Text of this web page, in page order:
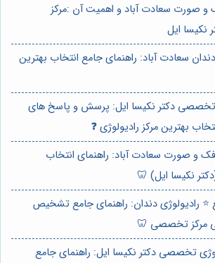
و صورت سعادت آباد و اهمیت آن :مرکز
ایل
سعادت آباد: راهنمای جامع انتخاب بهترین
تخصصی دکتر نکیسا ایل: پرسش و پاسخ های
بهترین مرکز رادیولوژی ❓
فک و صورت سعادت آباد: راهنمای انتخاب
نکیسا ایل) 🦷
⭐️ رادیولوژی دندان: راهنمای جامع تشخیص
مرکز تخصصی 🦷
تخصصی دکتر نکیسا ایل: راهنمای جامع